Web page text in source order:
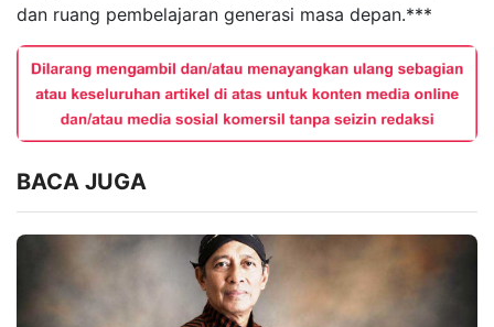
dan ruang pembelajaran generasi masa depan.***
BACA JUGA